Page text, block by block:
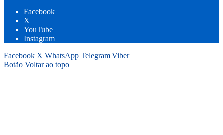
Facebook
X
YouTube
Instagram
Facebook X WhatsApp Telegram Viber
Botão Voltar ao topo